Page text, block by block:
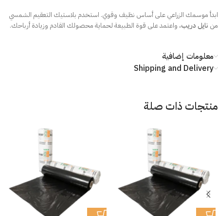
ابدأ موسمك الزراعي على أساس نظيف وقوي. استخدم بلاستيك التعقيم الشمسي
من نايل دريب، واعتمد على قوة الطبيعة لحماية محصولك القادم وزيادة أرباحك.
معلومات إضافية
Shipping and Delivery
منتجات ذات صلة